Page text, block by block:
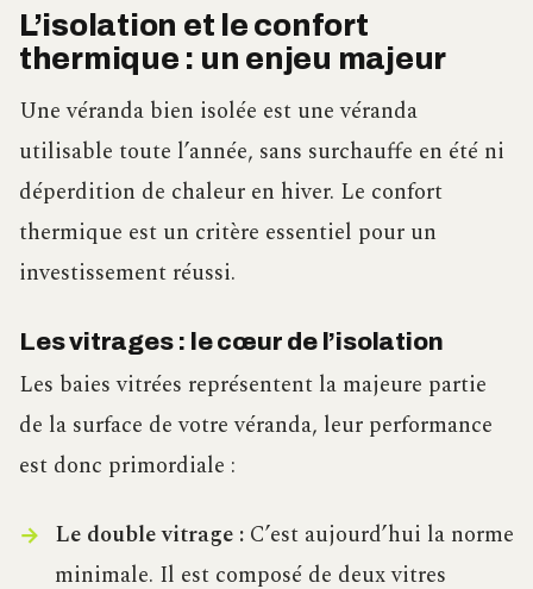
L’isolation et le confort
thermique : un enjeu majeur
Une véranda bien isolée est une véranda
utilisable toute l’année, sans surchauffe en été ni
déperdition de chaleur en hiver. Le confort
thermique est un critère essentiel pour un
investissement réussi.
Les vitrages : le cœur de l’isolation
Les baies vitrées représentent la majeure partie
de la surface de votre véranda, leur performance
est donc primordiale :
Le double vitrage :C’est aujourd’hui la norme
minimale. Il est composé de deux vitres